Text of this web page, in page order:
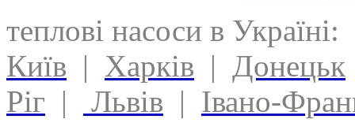
теплові насоси в Україні:
Київ | Харків | Донецьк
Ріг | Львів | Івано-